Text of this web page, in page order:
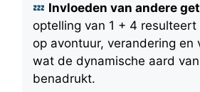
Invloeden van andere
optelling van 1 + 4
op avontuur, verandering en
wat de dynamische aard
benadrukt.